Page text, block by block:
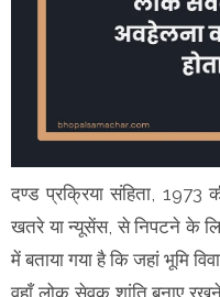
दण्ड प्रक्रिया संहिता,
खतरे या न्यूसेंस, से निपटने के
में बताया गया है कि जहां भूमि
वहाँ लोक सेवक शांति बनाए